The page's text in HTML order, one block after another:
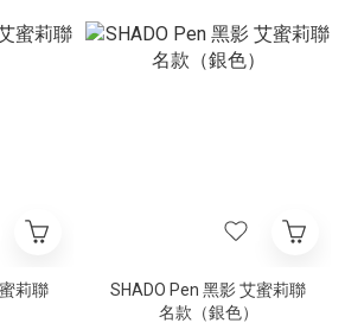
SHADO Pen 黑影 艾蜜莉聯
名款（銀色）